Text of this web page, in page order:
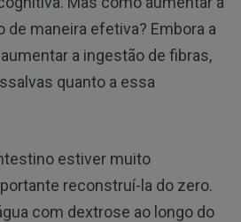
de maneira efetiva? Embora a
a ingestão de fibras,
quanto a essa
estiver muito
reconstruí-la do zero.
com dextrose ao longo do